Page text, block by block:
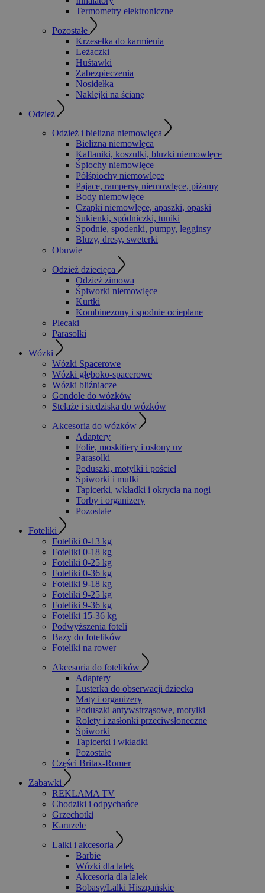
Termometry elektroniczne
Pozostałe
Krzesełka do karmienia
Leżaczki
Huśtawki
Zabezpieczenia
Nosidełka
Naklejki na ścianę
Odzież
Odzież i bielizna niemowlęca
Bielizna niemowlęca
Kaftaniki, koszulki, bluzki niemowlęce
Śpiochy niemowlęce
Półśpiochy niemowlęce
Pajace, rampersy niemowlęce, piżamy
Body niemowlęce
Czapki niemowlęce, apaszki, opaski
Sukienki, spódniczki, tuniki
Spodnie, spodenki, pumpy, legginsy
Bluzy, dresy, sweterki
Obuwie
Odzież dziecięca
Odzież zimowa
Śpiworki niemowlęce
Kurtki
Kombinezony i spodnie ocieplane
Plecaki
Parasolki
Wózki
Wózki Spacerowe
Wózki głęboko-spacerowe
Wózki bliźniacze
Gondole do wózków
Stelaże i siedziska do wózków
Akcesoria do wózków
Adaptery
Folie, moskitiery i osłony uv
Parasolki
Poduszki, motylki i pościel
Śpiworki i mufki
Tapicerki, wkładki i okrycia na nogi
Torby i organizery
Pozostałe
Foteliki
Foteliki 0-13 kg
Foteliki 0-18 kg
Foteliki 0-25 kg
Foteliki 0-36 kg
Foteliki 9-18 kg
Foteliki 9-25 kg
Foteliki 9-36 kg
Foteliki 15-36 kg
Podwyższenia foteli
Bazy do fotelików
Foteliki na rower
Akcesoria do fotelików
Adaptery
Lusterka do obserwacji dziecka
Maty i organizery
Poduszki antywstrząsowe, motylki
Rolety i zasłonki przeciwsłoneczne
Śpiworki
Tapicerki i wkładki
Pozostałe
Części Britax-Romer
Zabawki
REKLAMA TV
Chodziki i odpychańce
Grzechotki
Karuzele
Lalki i akcesoria
Barbie
Wózki dla lalek
Akcesoria dla lalek
Bobasy/Lalki Hiszpańskie